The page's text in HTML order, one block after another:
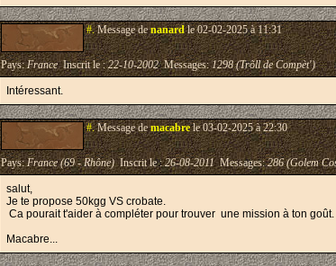
#.Message denanardle 02-02-2025 à 11:31
Pays:FranceInscrit le :22-10-2002Messages:1298 (Trõll de Compèt')
Intéressant.
#.Message demacabrele 03-02-2025 à 22:30
Pays:France (69 - Rhône)Inscrit le :26-08-2011Messages:286 (Golem
salut,
Je te propose 50kgg VS crobate.
Ca pourait t'aider à compléter pour trouver une mission à ton goût.
Macabre...